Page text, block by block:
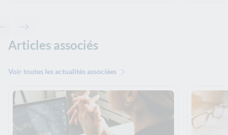
Contenu précédent - Ceci pourrait aussi vous intéresser
Contenu suivant - Ceci pourrait aussi vous intéresser
Articles associés
Voir toutes les actualités associées